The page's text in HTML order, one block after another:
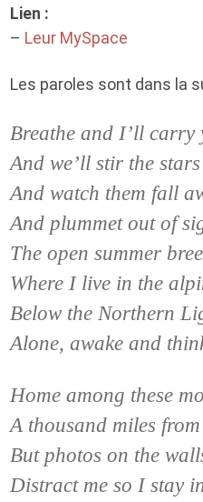
Lien :
– Leur MySpace
Les paroles sont dans la
Breathe and I’ll carry
And we’ll stir the
And watch them fall
And plummet out of
The open summer
Where I live in the
Below the Northern
Alone, awake and
Home among these
A thousand miles
But photos on the
Distract me so I stay